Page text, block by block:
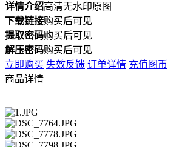
详情介绍高清无水印原图
下载链接购买后可见
提取密码购买后可见
解压密码购买后可见
立即购买 失效反馈 订单详情 充值图币
商品详情